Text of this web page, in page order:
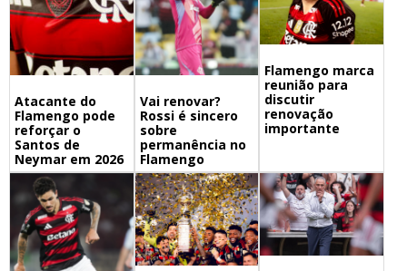
Atacante do
Flamengo pode
reforçar o
Santos de
Neymar em 2026
Vai renovar?
Rossi é sincero
sobre
permanência no
Flamengo
Flamengo marca
reunião para
discutir
renovação
importante